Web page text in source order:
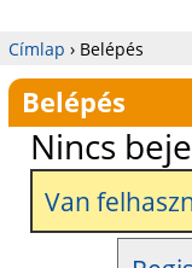
Jelenlegi
hely
Címlap › Belépés
Belépés
Nincs
Van